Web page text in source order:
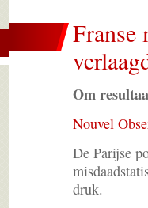
Franse
Om
Nouvel
De Parijse
druk.